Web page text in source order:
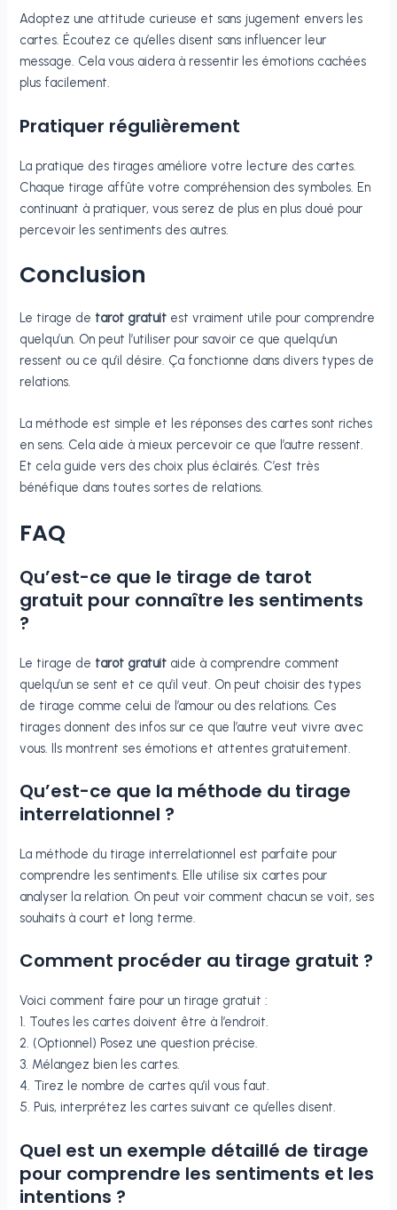
Adoptez une attitude curieuse et sans jugement envers les
cartes. Écoutez ce qu’elles disent sans influencer leur
message. Cela vous aidera à ressentir les émotions cachées
plus facilement.
Pratiquer régulièrement
La pratique des tirages améliore votre lecture des cartes.
Chaque tirage affûte votre compréhension des symboles. En
continuant à pratiquer, vous serez de plus en plus doué pour
percevoir les sentiments des autres.
Conclusion
Le tirage de tarot gratuit est vraiment utile pour comprendre
quelqu’un. On peut l’utiliser pour savoir ce que quelqu’un
ressent ou ce qu’il désire. Ça fonctionne dans divers types de
relations.
La méthode est simple et les réponses des cartes sont riches
en sens. Cela aide à mieux percevoir ce que l’autre ressent.
Et cela guide vers des choix plus éclairés. C’est très
bénéfique dans toutes sortes de relations.
FAQ
Qu’est-ce que le tirage de tarot
gratuit pour connaître les sentiments
?
Le tirage de tarot gratuit aide à comprendre comment
quelqu’un se sent et ce qu’il veut. On peut choisir des types
de tirage comme celui de l’amour ou des relations. Ces
tirages donnent des infos sur ce que l’autre veut vivre avec
vous. Ils montrent ses émotions et attentes gratuitement.
Qu’est-ce que la méthode du tirage
interrelationnel ?
La méthode du tirage interrelationnel est parfaite pour
comprendre les sentiments. Elle utilise six cartes pour
analyser la relation. On peut voir comment chacun se voit, ses
souhaits à court et long terme.
Comment procéder au tirage gratuit ?
Voici comment faire pour un tirage gratuit :
1. Toutes les cartes doivent être à l’endroit.
2. (Optionnel) Posez une question précise.
3. Mélangez bien les cartes.
4. Tirez le nombre de cartes qu’il vous faut.
5. Puis, interprétez les cartes suivant ce qu’elles disent.
Quel est un exemple détaillé de tirage
pour comprendre les sentiments et les
intentions ?